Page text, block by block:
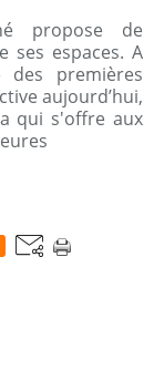
propose de
ses espaces. A
des premières
aujourd’hui,
qui s'offre aux